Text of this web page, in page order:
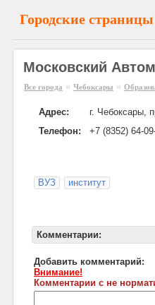
Городские
Московский
Все города » Чебоксары »
Адрес:
г. Чебоксары,
Телефон:
+7 (8352) 64-
ВУЗ институт
Комментарии:
Добавить комментарий:
Внимание!
Комментарии с не